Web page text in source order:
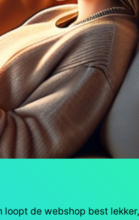
de webshop best